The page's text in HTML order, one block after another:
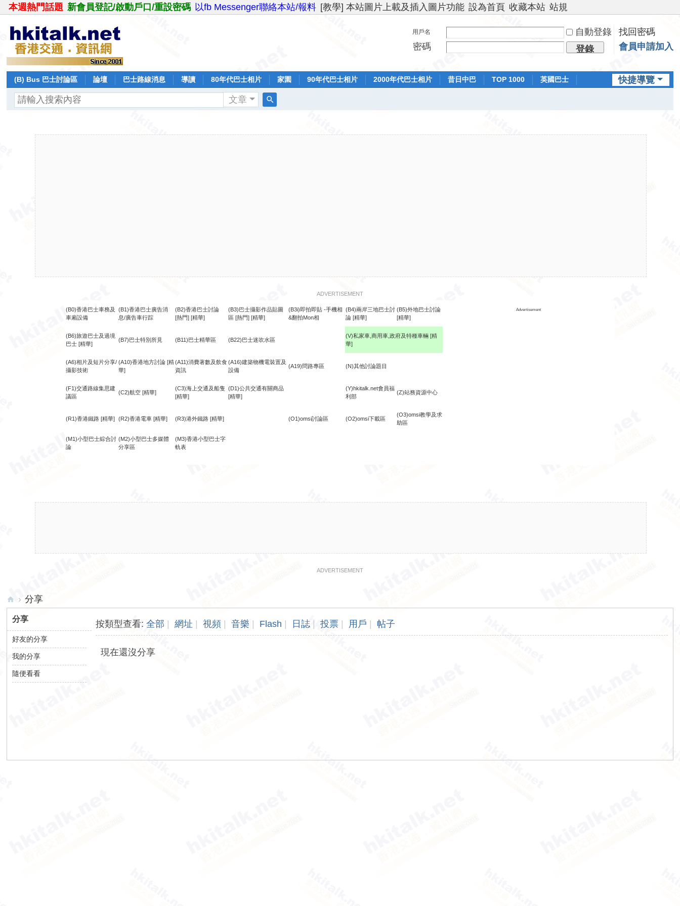
本週熱門話題 新會員登記/啟動戶口/重設密碼 以fb Messenger聯絡本站/報料 [教學] 本站圖片上載及插入圖片功能 設為首頁 收藏本站 站規
用戶名 自動登錄
找回密碼
密碼
登錄 會員申請加入
快捷導覽
(B) Bus 巴士討論區 論壇 巴士路線消息 導讀 80年代巴士相片 家園 90年代巴士相片 2000年代巴士相片 昔日中巴 TOP 1000
英國巴士
文章
ADVERTISEMENT
(B0)香港巴士車務及
車廂設備
(B1)香港巴士廣告消
息/廣告車行踪
(B2)香港巴士討論
[熱門] [精華]
(B3)巴士攝影作品貼圖
區 [熱門] [精華]
(B3i)即拍即貼 -手機相
&翻拍Mon相
(B4)兩岸三地巴士討
論 [精華]
(B5)外地巴士討論
[精華]
Advertisement
(B6)旅遊巴士及過境
巴士 [精華]
(B7)巴士特別所見 (B11)巴士精華區 (B22)巴士迷吹水區
(V)私家車,商用車,政府及特種車輛 [精
華]
(A6)相片及短片分享/
攝影技術
(A10)香港地方討論 [精
華]
(A11)消費著數及飲食
資訊
(A16)建築物機電裝置及
設備
(A19)問路專區 (N)其他討論題目
(F1)交通路線集思建
議區
(C2)航空 [精華]
(C3)海上交通及船隻
[精華]
(D1)公共交通有關商品
[精華]
(Y)hkitalk.net會員福
利部
(Z)站務資源中心
(R1)香港鐵路 [精華] (R2)香港電車 [精華] (R3)港外鐵路 [精華] (O1)omsi討論區 (O2)omsi下載區
(O3)omsi教學及求
助區
(M1)小型巴士綜合討
論
(M2)小型巴士多媒體
分享區
(M3)香港小型巴士字
軌表
ADVERTISEMENT
hk
lk.
ne
訊
› 分享
分享
好友的分享
我的分享
隨便看看
按類型查看:全部 網址 視頻 音樂 Flash 日誌 投票 用戶 帖子
現在還沒分享